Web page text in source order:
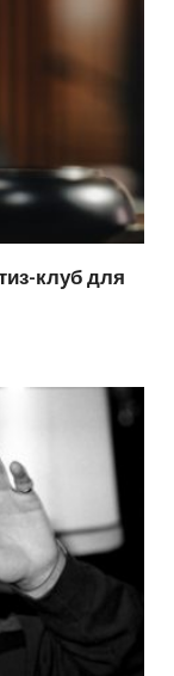
клуб для